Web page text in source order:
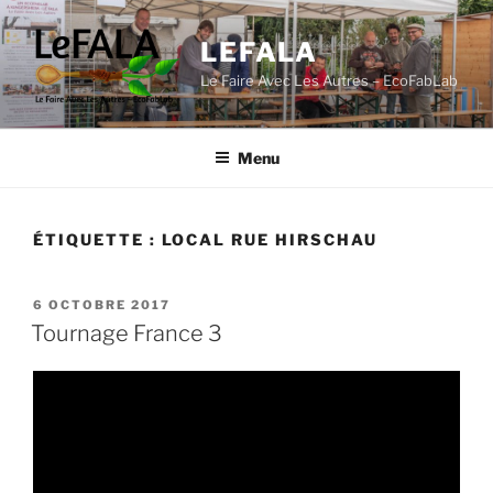
Aller
au
contenu
principal
LEFALA
Le Faire Avec Les Autres – EcoFabLab
Menu
ÉTIQUETTE : LOCAL RUE HIRSCHAU
PUBLIÉ
LE
6 OCTOBRE 2017
Tournage France 3